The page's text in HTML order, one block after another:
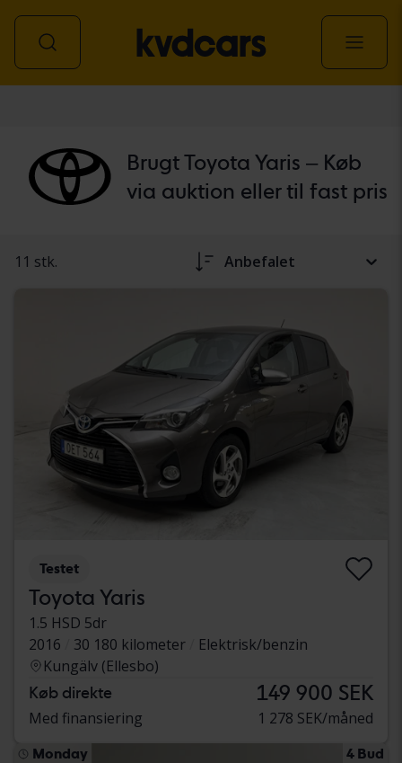
Brugt Toyota Yaris – Køb
via auktion eller til fast pris
11 stk. Anbefalet
Testet
Toyota Yaris
1.5 HSD 5dr
2016
30 180 kilometer
Elektrisk/benzin
Kungälv (Ellesbo)
Køb direkte 149 900 SEK
Med finansiering 1 278 SEK/måned
Monday 4 Bud